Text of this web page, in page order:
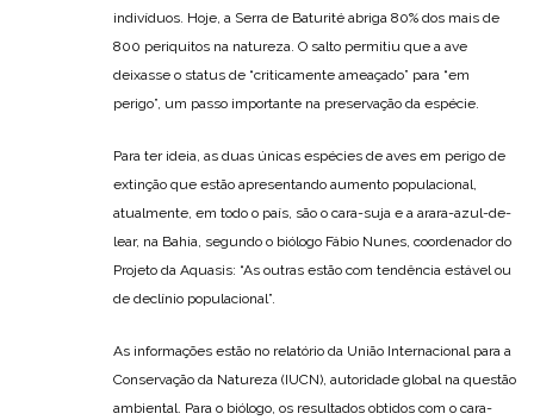
indivíduos. Hoje, a Serra de Baturité abriga 80% dos mais de
800 periquitos na natureza. O salto permitiu que a ave
deixasse o status de “criticamente ameaçado” para “em
perigo”, um passo importante na preservação da espécie.
Para ter ideia, as duas únicas espécies de aves em perigo de
extinção que estão apresentando aumento populacional,
atualmente, em todo o país, são o cara-suja e a arara-azul-de-
lear, na Bahia, segundo o biólogo Fábio Nunes, coordenador do
Projeto da Aquasis: “As outras estão com tendência estável ou
de declínio populacional”.
As informações estão no relatório da União Internacional para a
Conservação da Natureza (IUCN), autoridade global na questão
ambiental. Para o biólogo, os resultados obtidos com o cara-